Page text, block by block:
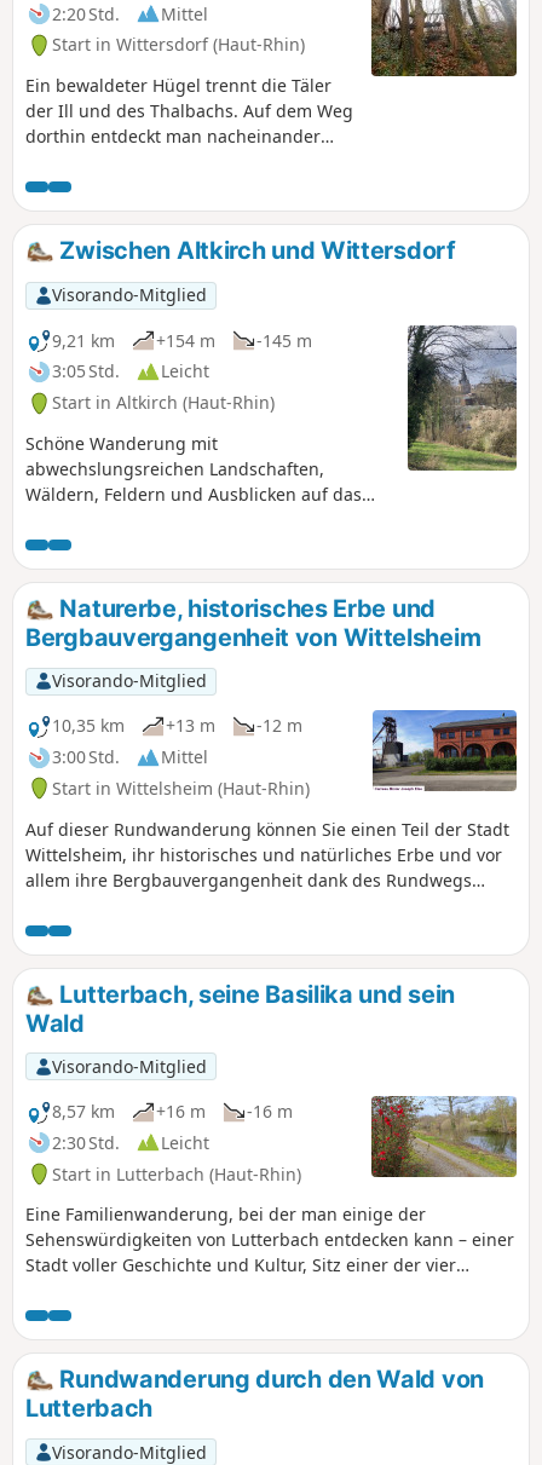
2:20 Std.
Mittel
Start in Wittersdorf (Haut-Rhin)
Ein bewaldeter Hügel trennt die Täler
der Ill und des Thalbachs. Auf dem Weg
dorthin entdeckt man nacheinander
einem Drama geprägten Steinbruch,
einen botanischen Pfad und die
Geschichte eines unglücklichen
Generals. Wenn man die Kalköfen von
Emlingen erreicht, taucht plötzlich das
19. Jahrhundert auf, eingefroren in
Stein und Eisen.
Zwischen Altkirch und Wittersdorf
Visorando-Mitglied
9,21 km
+154 m
-145 m
3:05 Std.
Leicht
Start in Altkirch (Haut-Rhin)
Schöne Wanderung mit
abwechslungsreichen Landschaften,
Wäldern, Feldern und Ausblicken auf das
sowie das hübsche Dorf Wittersdorf
unterhalb und Altkirch.
Naturerbe, historisches Erbe und
Bergbauvergangenheit von Wittelsheim
Visorando-Mitglied
10,35 km
+13 m
-12 m
3:00 Std.
Mittel
Start in Wittelsheim (Haut-Rhin)
Auf dieser Rundwanderung können Sie einen Teil der Stadt
Wittelsheim, ihr historisches und natürliches Erbe und vor
allem ihre Bergbauvergangenheit dank des Rundwegs
Route folgt teilweise dem Rundweg „Circuit Découverte de
Wittelsheim” und dem neuen Rundweg „Anneau Bleu”, der
vom Club Vosgien markiert wurde.
Lutterbach, seine Basilika und sein
Wald
Visorando-Mitglied
8,57 km
+16 m
-16 m
2:30 Std.
Leicht
Start in Lutterbach (Haut-Rhin)
Eine Familienwanderung, bei der man einige der
Sehenswürdigkeiten von Lutterbach entdecken kann – einer
Stadt voller Geschichte und Kultur, Sitz einer der vier
geschichtsträchtigen Brauerei – und anschließend den Bois
de Lutterbach genießen kann, den südwestlichen Teil des
Forêt du Nonnenbruch (Marais des Nonnes),der von
zahlreichen Wanderwegen durchzogen ist und als grüne
Lunge des Ballungsraums gilt. Die Wanderung ist über den
Bahnhof Lutterbach (Haut-Rhin) erreichbar.
Rundwanderung durch den Wald von
Lutterbach
Visorando-Mitglied